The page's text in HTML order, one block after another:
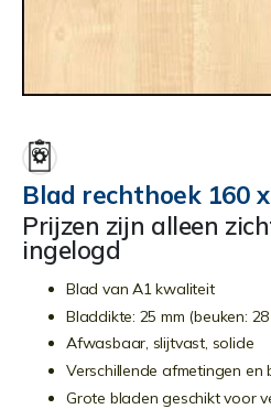
het
begin
van
de
afbeeldingen-
gallerij
Blad rechthoek 160
Prijzen zijn alleen
ingelogd
Blad van A1 kwaliteit
Bladdikte: 25 mm (beuken: 28
Afwasbaar, slijtvast, solide
Verschillende afmetingen en
Grote bladen geschikt voor